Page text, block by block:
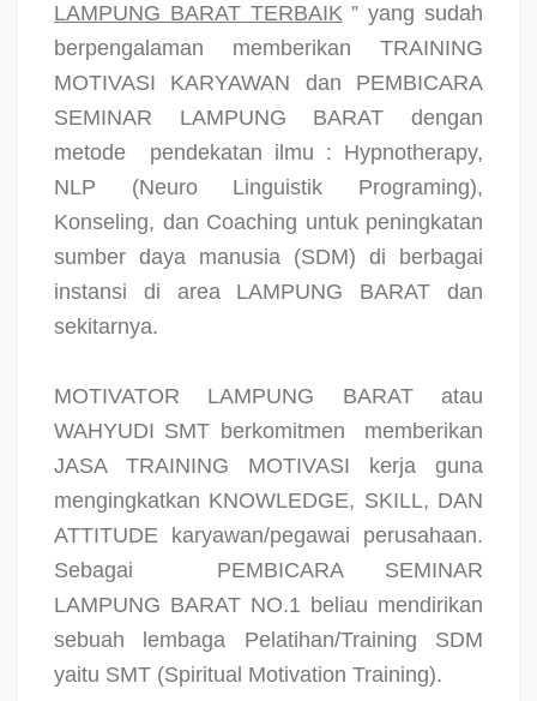
LAMPUNG BARAT TERBAIK” yang sudah
berpengalaman memberikan TRAINING
MOTIVASI KARYAWAN dan PEMBICARA
SEMINAR LAMPUNG BARAT dengan
metode
pendekatan ilmu : Hypnotherapy,
NLP (Neuro Linguistik Programing),
Konseling, dan Coaching untuk peningkatan
sumber daya manusia (SDM) di berbagai
instansi di area LAMPUNG BARAT dan
sekitarnya.
MOTIVATOR LAMPUNG BARAT atau
WAHYUDI SMT berkomitmen
memberikan
JASA TRAINING MOTIVASI kerja guna
mengingkatkan KNOWLEDGE, SKILL, DAN
ATTITUDE karyawan/pegawai perusahaan.
Sebagai
PEMBICARA SEMINAR
LAMPUNG BARAT NO.1 beliau mendirikan
sebuah lembaga Pelatihan/Training SDM
yaitu SMT (Spiritual Motivation Training).